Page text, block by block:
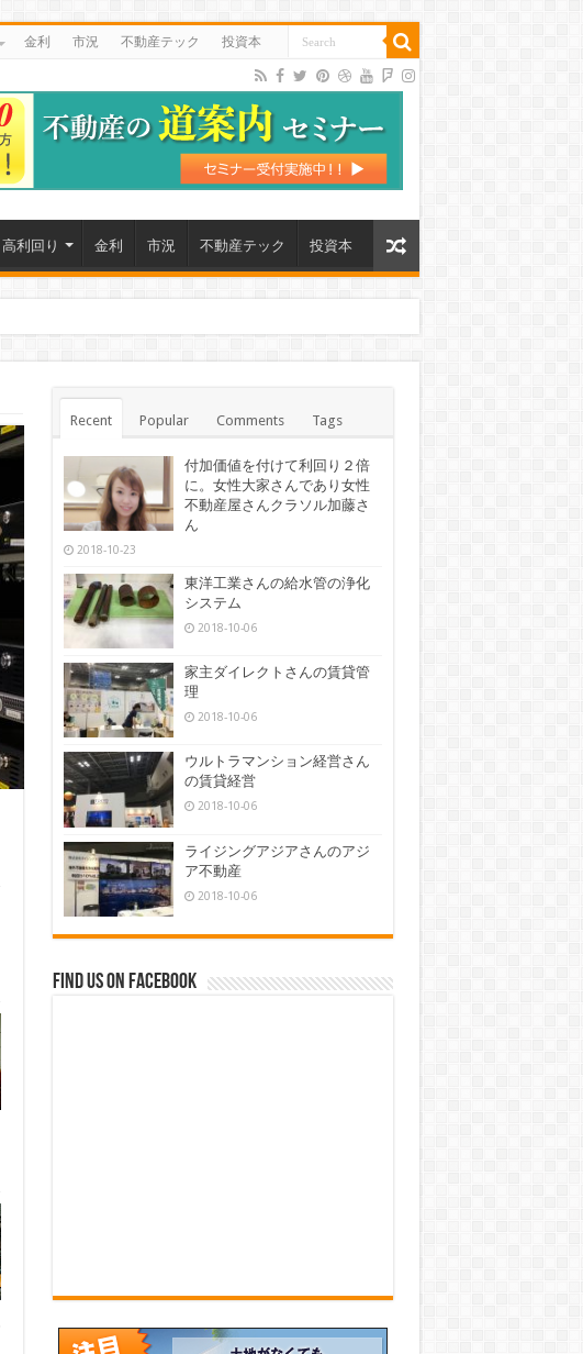
金利 市況 不動産テック 投資本
高利回り 金利 市況 不動産テック 投資本
Recent Popular Comments Tags
付加価値を付けて利回り２倍
に。女性大家さんであり女性
不動産屋さんクラソル加藤さ
ん
2018-10-23
東洋工業さんの給水管の浄化
システム
2018-10-06
家主ダイレクトさんの賃貸管
理
2018-10-06
ウルトラマンション経営さん
の賃貸経営
2018-10-06
ライジングアジアさんのアジ
ア不動産
2018-10-06
Find us on Facebook